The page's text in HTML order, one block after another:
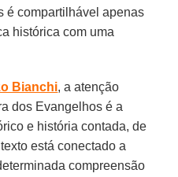
é compartilhável apenas
histórica com uma
Bianchi, a atenção
dos Evangelhos é a
e história contada, de
está conectado a
compreensão